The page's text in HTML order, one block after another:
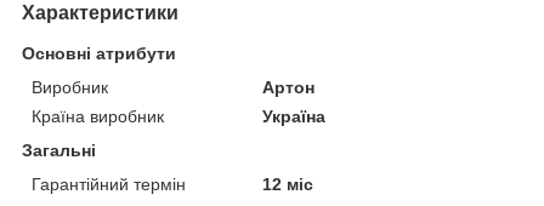
Характеристики
Основні атрибути
Виробник
Артон
Країна виробник
Україна
Загальні
Гарантійний термін
12 міс